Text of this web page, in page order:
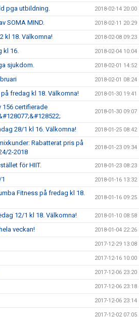
pga utbildning. 2018-02-14 20:00
SOMA MIND. 2018-02-11 20:29
kl 18. Välkomna! 2018-02-08 09:23
kl 16. 2018-02-04 10:04
sjukdom. 2018-02-01 14:52
2018-02-01 08:24
fredag kl 18. Välkomna! 2018-01-30 19:41
156 certifierade
2018-01-30 09:07
28/1 kl 16. Välkomna! 2018-01-25 08:42
Rabatterat pris på
2-2018
2018-01-23 09:34
för HIIT. 2018-01-23 08:23
2018-01-16 13:32
Fitness på fredag kl 18.
2018-01-16 09:25
12/1 kl 18. Välkomna! 2018-01-10 08:58
veckan! 2018-01-04 22:26
2017-12-29 13:08
2017-12-16 10:00
2017-12-06 23:20
2017-12-06 23:18
2017-12-06 23:14
2017-12-02 07:05